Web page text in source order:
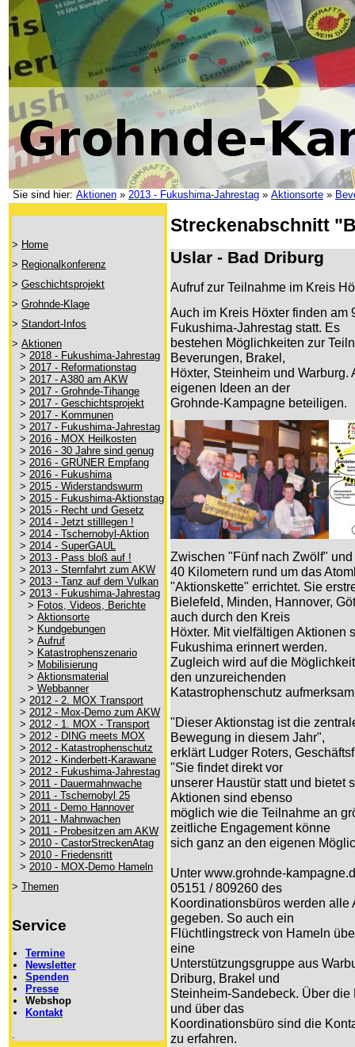
Sie sind hier: Aktionen » 2013 - Fukushima-Jahrestag » Aktionsorte »
> Home
> Regionalkonferenz
> Geschichtsprojekt
> Grohnde-Klage
> Standort-Infos
> Aktionen
> 2018 - Fukushima-Jahrestag
> 2017 - Reformationstag
> 2017 - A380 am AKW
> 2017 - Grohnde-Tihange
> 2017 - Geschichtsprojekt
> 2017 - Kommunen
> 2017 - Fukushima-Jahrestag
> 2016 - MOX Heilkosten
> 2016 - 30 Jahre sind genug
> 2016 - GRÜNER Empfang
> 2016 - Fukushima
> 2015 - Widerstandswurm
> 2015 - Fukushima-Aktionstag
> 2015 - Recht und Gesetz
> 2014 - Jetzt stilllegen !
> 2014 - Tschernobyl-Aktion
> 2014 - SuperGAUL
> 2013 - Pass bloß auf !
> 2013 - Sternfahrt zum AKW
> 2013 - Tanz auf dem Vulkan
> 2013 - Fukushima-Jahrestag
> Fotos, Videos, Berichte
> Aktionsorte
> Kundgebungen
> Aufruf
> Katastrophenszenario
> Mobilisierung
> Aktionsmaterial
> Webbanner
> 2012 - 2. MOX Transport
> 2012 - Mox-Demo zum AKW
> 2012 - 1. MOX - Transport
> 2012 - DING meets MOX
> 2012 - Katastrophenschutz
> 2012 - Kinderbett-Karawane
> 2012 - Fukushima-Jahrestag
> 2011 - Dauermahnwache
> 2011 - Tschernobyl 25
> 2011 - Demo Hannover
> 2011 - Mahnwachen
> 2011 - Probesitzen am AKW
> 2010 - CastorStreckenAtag
> 2010 - Friedensritt
> 2010 - MOX-Demo Hameln
> Themen
Service
Termine
Newsletter
Spenden
Presse
Webshop
Kontakt
Streckenabschnitt
Uslar - Bad Driburg
Aufruf zur Teilnahme im Kreis
Auch im Kreis Höxter finden am
Fukushima-Jahrestag statt. Es
bestehen Möglichkeiten zur
Beverungen, Brakel,
Höxter, Steinheim und
eigenen Ideen an der
Grohnde-Kampagne beteiligen.
Zwischen "Fünf nach Zwölf"
40 Kilometern rund um das
"Aktionskette" errichtet. Sie
Bielefeld, Minden, Hannover,
auch durch den Kreis
Höxter. Mit vielfältigen Aktionen
Fukushima erinnert werden.
Zugleich wird auf die
den unzureichenden
Katastrophenschutz
"Dieser Aktionstag ist die
Bewegung in diesem Jahr",
erklärt Ludger Roters,
"Sie findet direkt vor
unserer Haustür statt und bietet
Aktionen sind ebenso
möglich wie die Teilnahme an
zeitliche Engagement könne
sich ganz an den eigenen
Unter www.grohnde-
05151 / 809260 des
Koordinationsbüros werden
gegeben. So auch ein
Flüchtlingstreck von Hameln
eine
Unterstützungsgruppe aus
Driburg, Brakel und
Steinheim-Sandebeck. Über
und über das
Koordinationsbüro sind die
zu erfahren.